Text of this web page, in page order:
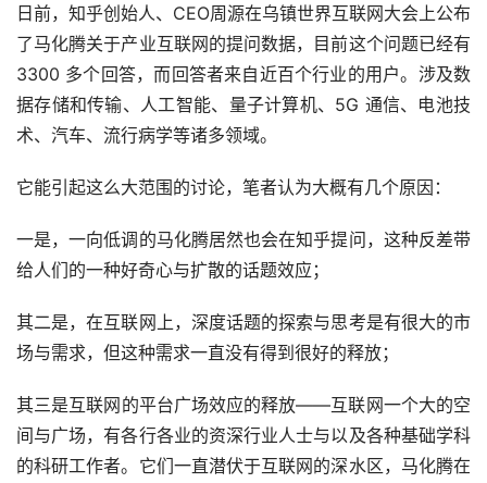
日前，知乎创始人、CEO周源在乌镇世界互联网大会上公布
了马化腾关于产业互联网的提问数据，目前这个问题已经有
3300 多个回答，而回答者来自近百个行业的用户。涉及数
据存储和传输、人工智能、量子计算机、5G 通信、电池技
术、汽车、流行病学等诸多领域。
它能引起这么大范围的讨论，笔者认为大概有几个原因：
一是，一向低调的马化腾居然也会在知乎提问，这种反差带
给人们的一种好奇心与扩散的话题效应；
其二是，在互联网上，深度话题的探索与思考是有很大的市
场与需求，但这种需求一直没有得到很好的释放；
其三是互联网的平台广场效应的释放——互联网一个大的空
间与广场，有各行各业的资深行业人士与以及各种基础学科
的科研工作者。它们一直潜伏于互联网的深水区，马化腾在